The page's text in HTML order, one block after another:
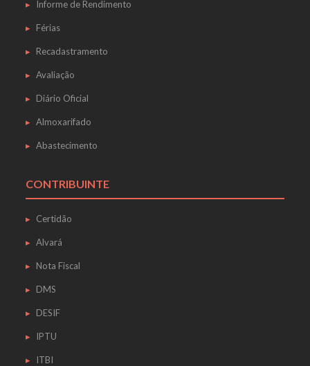
Informe de Rendimento
Férias
Recadastramento
Avaliação
Diário Oficial
Almoxarifado
Abastecimento
CONTRIBUINTE
Certidão
Alvará
Nota Fiscal
DMS
DESIF
IPTU
ITBI